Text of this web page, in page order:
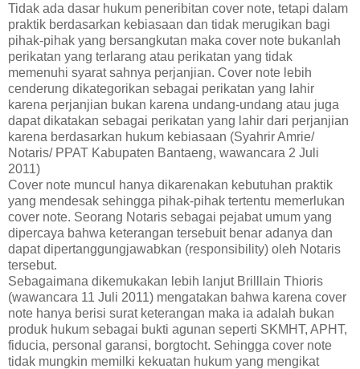
Tidak ada dasar hukum peneribitan cover note, tetapi dalam
praktik berdasarkan kebiasaan dan tidak merugikan bagi
pihak-pihak yang bersangkutan maka cover note bukanlah
perikatan yang terlarang atau perikatan yang tidak
memenuhi syarat sahnya perjanjian. Cover note lebih
cenderung dikategorikan sebagai perikatan yang lahir
karena perjanjian bukan karena undang-undang atau juga
dapat dikatakan sebagai perikatan yang lahir dari perjanjian
karena berdasarkan hukum kebiasaan (Syahrir Amrie/
Notaris/ PPAT Kabupaten Bantaeng, wawancara 2 Juli
2011)
Cover note muncul hanya dikarenakan kebutuhan praktik
yang mendesak sehingga pihak-pihak tertentu memerlukan
cover note. Seorang Notaris sebagai pejabat umum yang
dipercaya bahwa keterangan tersebuit benar adanya dan
dapat dipertanggungjawabkan (responsibility) oleh Notaris
tersebut.
Sebagaimana dikemukakan lebih lanjut Brilllain Thioris
(wawancara 11 Juli 2011) mengatakan bahwa karena cover
note hanya berisi surat keterangan maka ia adalah bukan
produk hukum sebagai bukti agunan seperti SKMHT, APHT,
fiducia, personal garansi, borgtocht. Sehingga cover note
tidak mungkin memilki kekuatan hukum yang mengikat